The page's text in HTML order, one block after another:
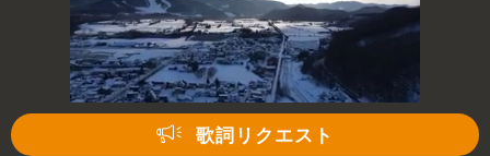
歌詞リクエスト